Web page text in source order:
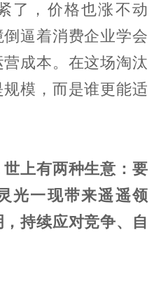
了，价格也涨不动
逼着消费企业学会
成本。在这场淘汰
模，而是谁更能适
上有两种生意：要
光一现带来遥遥领
持续应对竞争、自